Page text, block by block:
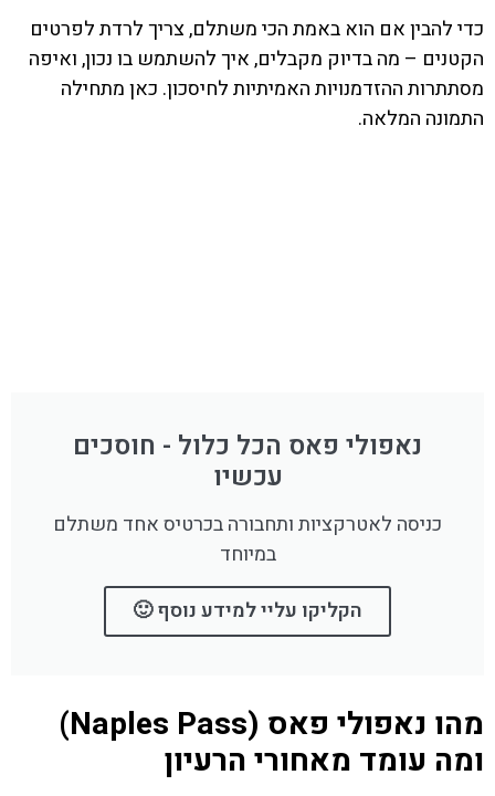
כדי להבין אם הוא באמת הכי משתלם, צריך לרדת לפרטים
הקטנים – מה בדיוק מקבלים, איך להשתמש בו נכון, ואיפה
מסתתרות ההזדמנויות האמיתיות לחיסכון. כאן מתחילה
התמונה המלאה.
נאפולי פאס הכל כלול - חוסכים
עכשיו
כניסה לאטרקציות ותחבורה בכרטיס אחד משתלם
במיוחד
הקליקו עליי למידע נוסף 🙂
מהו נאפולי פאס (Naples Pass)
ומה עומד מאחורי הרעיון